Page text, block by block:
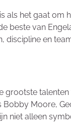
het gaat
van
en
grootste
Moore,
niet alleen